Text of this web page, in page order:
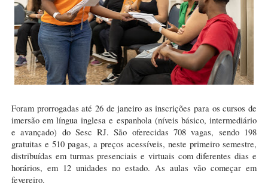
Foram prorrogadas até 26 de janeiro as inscrições para os cursos de
imersão em língua inglesa e espanhola (níveis básico, intermediário
e avançado) do Sesc RJ. São oferecidas 708 vagas, sendo 198
gratuitas e 510 pagas, a preços acessíveis, neste primeiro semestre,
distribuídas em turmas presenciais e virtuais com diferentes dias e
horários, em 12 unidades no estado. As aulas vão começar em
fevereiro.